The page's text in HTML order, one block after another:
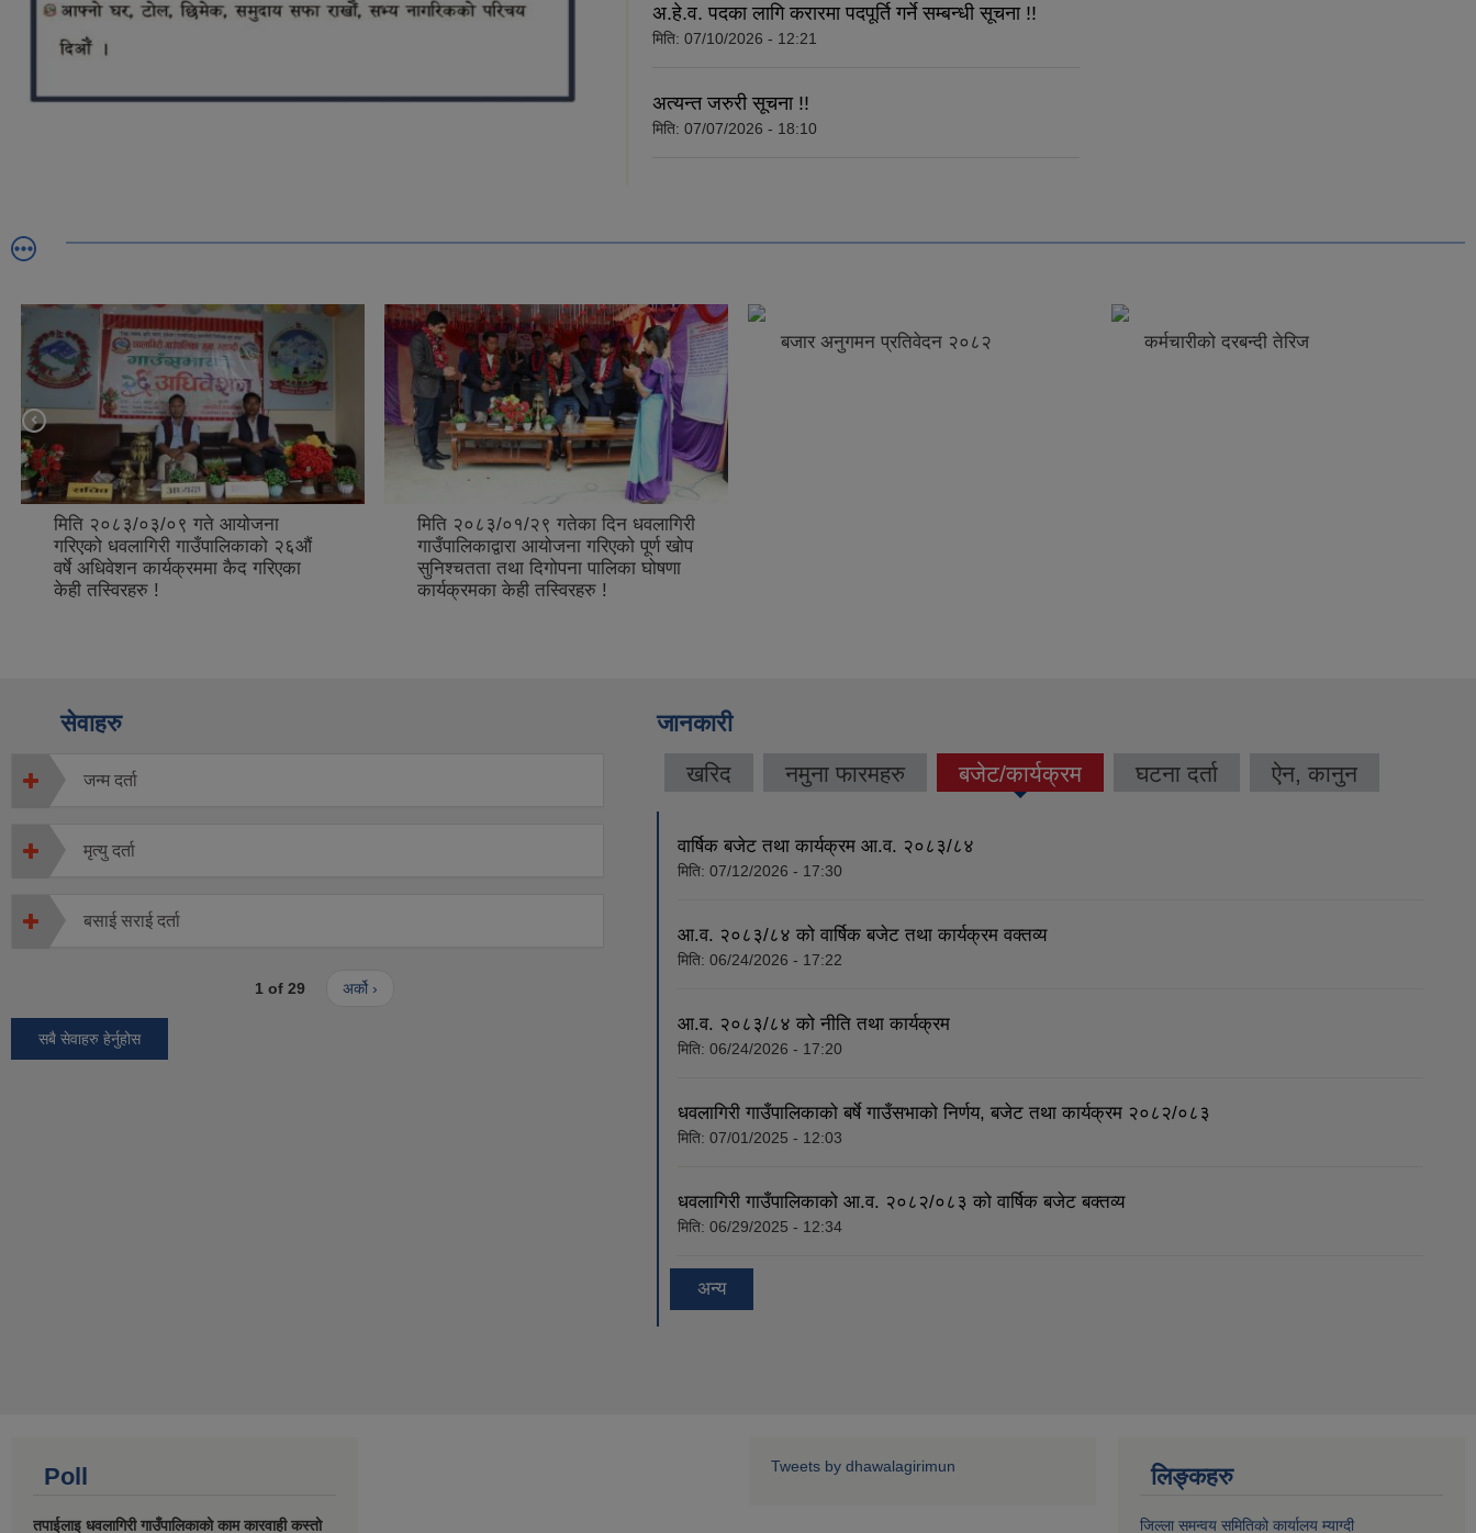
अ.हे.व. पदका लागि करारमा पदपूर्ति गर्ने सम्बन्धी सूचना !!
मिति: 07/10/2026 - 12:21
अत्यन्त जरुरी सूचना !!
मिति: 07/07/2026 - 18:10
मिति २०८३/०३/०९ गते आयोजना
गरिएको धवलागिरी गाउँपालिकाको २६औं
वर्षे अधिवेशन कार्यक्रममा कैद गरिएका
केही तस्विरहरु !
मिति २०८३/०१/२९ गतेका दिन धवलागिरी
गाउँपालिकाद्वारा आयोजना गरिएको पूर्ण खोप
सुनिश्चतता तथा दिगोपना पालिका घोषणा
कार्यक्रमका केही तस्विरहरु !
बजार अनुगमन प्रतिवेदन २०८२ कर्मचारीको दरबन्दी तेरिज
सेवाहरु
जन्म दर्ता
मृत्यु दर्ता
बसाई सराई दर्ता
1 of 29 अर्को ›
सबै सेवाहरु हेर्नुहोस
जानकारी
खरिद नमुना फारमहरु बजेट/कार्यक्रम
(active tab) घटना दर्ता ऐन, कानुन
वार्षिक बजेट तथा कार्यक्रम आ.व. २०८३/८४
मिति: 07/12/2026 - 17:30
आ.व. २०८३/८४ को वार्षिक बजेट तथा कार्यक्रम वक्तव्य
मिति: 06/24/2026 - 17:22
आ.व. २०८३/८४ को नीति तथा कार्यक्रम
मिति: 06/24/2026 - 17:20
धवलागिरी गाउँपालिकाको बर्षे गाउँसभाको निर्णय, बजेट तथा कार्यक्रम २०८२/०८३
मिति: 07/01/2025 - 12:03
धवलागिरी गाउँपालिकाको आ.व. २०८२/०८३ को वार्षिक बजेट बक्तव्य
मिति: 06/29/2025 - 12:34
अन्य
Poll
तपाईलाइ धवलागिरी गाउँपालिकाको काम कारवाही कस्तो
Tweets by dhawalagirimun लिङ्कहरु
जिल्ला समन्वय समितिको कार्यालय म्याग्दी